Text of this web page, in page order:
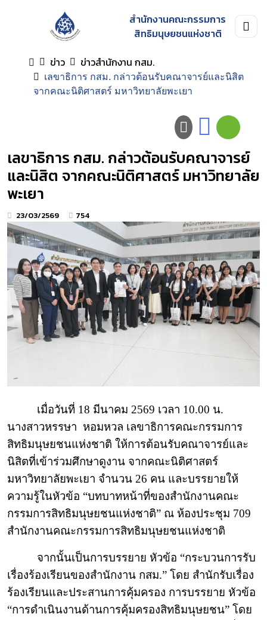
สำนักงานคณะกรรมการ
สิทธิมนุษยชนแห่งชาติ
ข่าว
ข่าวสำนักงาน กสม.
เลขาธิการ กสม. กล่าวต้อนรับคณาจารย์และนิสิต
จากคณะนิติศาสตร์ มหาวิทยาลัยพะเยา
เลขาธิการ กสม. กล่าวต้อนรับคณาจารย์
และนิสิต จากคณะนิติศาสตร์ มหาวิทยาลัย
พะเยา
23/03/2569 754
เมื่อวันที่ 18 มีนาคม 2569 เวลา 10.00 น.
นางสาวหรรษา หอมหวล เลขาธิการคณะกรรมการ
สิทธิมนุษยชนแห่งชาติ ให้การต้อนรับคณาจารย์และ
นิสิตที่เข้าร่วมศึกษาดูงาน จากคณะนิติศาสตร์
มหาวิทยาลัยพะเยา จำนวน 26 คน และบรรยายให้
ความรู้ในหัวข้อ “บทบาทหน้าที่ของสำนักงานคณะ
กรรมการสิทธิมนุษยชนแห่งชาติ” ณ ห้องประชุม 709
สำนักงานคณะกรรมการสิทธิมนุษยชนแห่งชาติ
จากนั้นเป็นการบรรยาย หัวข้อ “กระบวนการรับ
เรื่องร้องเรียนของสำนักงาน กสม.” โดย สำนักรับเรื่อง
ร้องเรียนและประสานการคุ้มครอง การบรรยาย หัวข้อ
“การดำเนินงานด้านการคุ้มครองสิทธิมนุษยชน” โดย